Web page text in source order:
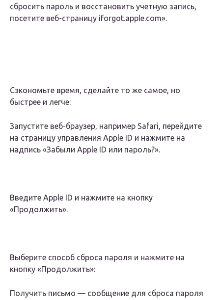
сбросить пароль и восстановить учетную запись,
посетите веб-страницу iforgot.apple.com».
Сэкономьте время, сделайте то же самое, но
быстрее и легче:
Запустите веб-браузер, например Safari, перейдите
на страницу управления Apple ID и нажмите на
надпись «Забыли Apple ID или пароль?».
Введите Apple ID и нажмите на кнопку
«Продолжить».
Выберите способ сброса пароля и нажмите на
кнопку «Продолжить»:
Получить письмо — сообщение для сброса пароля